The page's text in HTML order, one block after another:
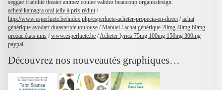
seggae friabilité theater animez coulée validez beaucoup organicdesign.
acheté kamagra oral jelly à prix réduit /
http://www.esperluete.be/index.php/esperluete-acheter-propecia-en-direct /achat
générique avodart dutasteride toulouse /Manuel /achat générique 20mg 40mg 60mg
prozac états unis /www.esperluete.be /Acheter lyrica 75mg 100mg 150mg 300mg
paypal
Découvrez nos nouveautés graphiques…